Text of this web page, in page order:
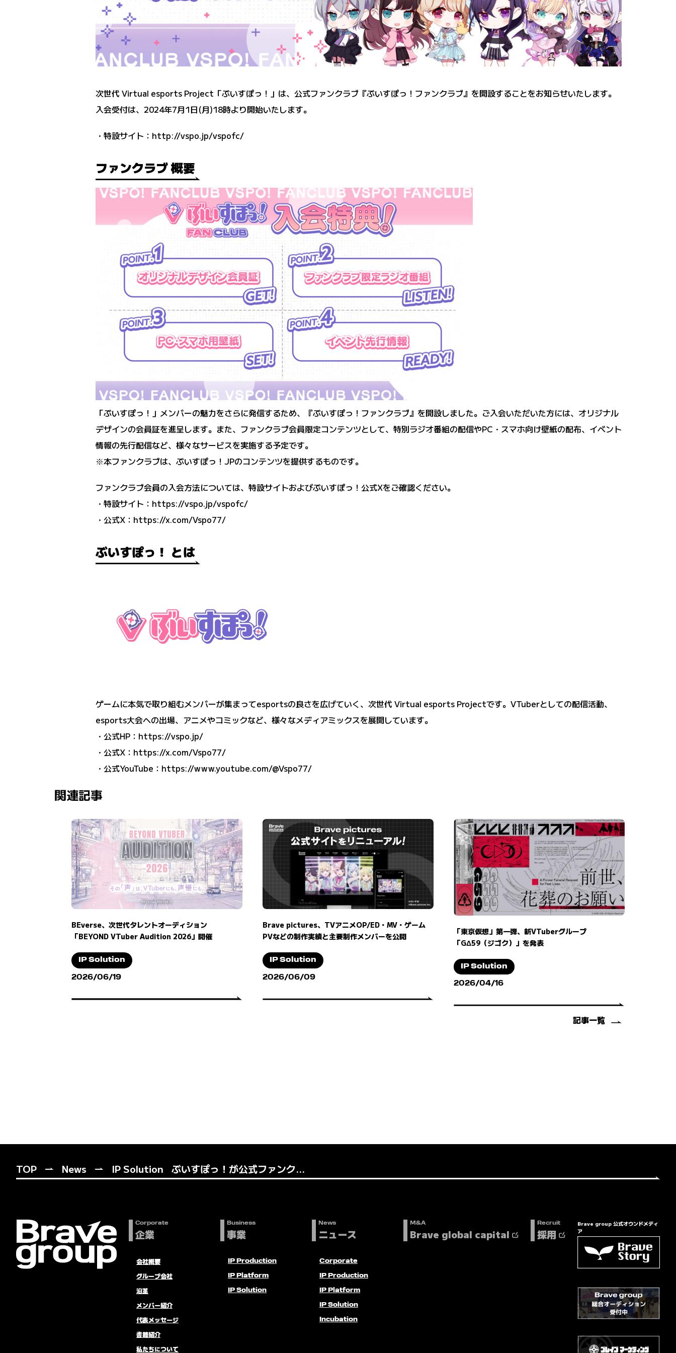
次世代 Virtual esports Project「ぶいすぽっ！」は、公式ファンクラブ『ぶいすぽっ！ファンクラブ』を開設することをお知らせいたします。
入会受付は、2024年7月1日(月)18時より開始いたします。
・特設サイト： http://vspo.jp/vspofc/
ファンクラブ 概要
「ぶいすぽっ！」メンバーの魅力をさらに発信するため、『ぶいすぽっ！ファンクラブ』を開設しました。ご入会いただいた方には、オリジナル
デザインの会員証を進呈します。また、ファンクラブ会員限定コンテンツとして、特別ラジオ番組の配信やPC・スマホ向け壁紙の配布、イベント
情報の先行配信など、様々なサービスを実施する予定です。
※本ファンクラブは、ぶいすぽっ！JPのコンテンツを提供するものです。
ファンクラブ会員の入会方法については、特設サイトおよびぶいすぽっ！公式Xをご確認ください。
・特設サイト： https://vspo.jp/vspofc/
・公式X： https://x.com/Vspo77/
ぶいすぽっ！ とは
ゲームに本気で取り組むメンバーが集まってesportsの良さを広げていく、次世代 Virtual esports Projectです。VTuberとしての配信活動、
esports大会への出場、アニメやコミックなど、様々なメディアミックスを展開しています。
・公式HP： https://vspo.jp/
・公式X： https://x.com/Vspo77/
・公式YouTube： https://www.youtube.com/@Vspo77/
関連記事
BEverse、次世代タレントオーディション
「BEYOND VTuber Audition 2026」開催
IP Solution
2026/06/19
Brave pictures、TVアニメOP/ED・MV・ゲーム
PVなどの制作実績と主要制作メンバーを公開
IP Solution
2026/06/09
「東京仮想」第一弾、新VTuberグループ
「GΔ59（ジゴク）」を発表
IP Solution
2026/04/16
記事一覧
TOP News IP Solution ぶいすぽっ！が公式ファンク...
Corporate
企業
会社概要
グループ会社
沿革
メンバー紹介
代表メッセージ
書籍紹介
私たちについて
Business
事業
IP Production
IP Platform
IP Solution
News
ニュース
Corporate
IP Production
IP Platform
IP Solution
Incubation
M&A
Brave global capital
Recruit
採用
Brave group 公式オウンドメディ
ア